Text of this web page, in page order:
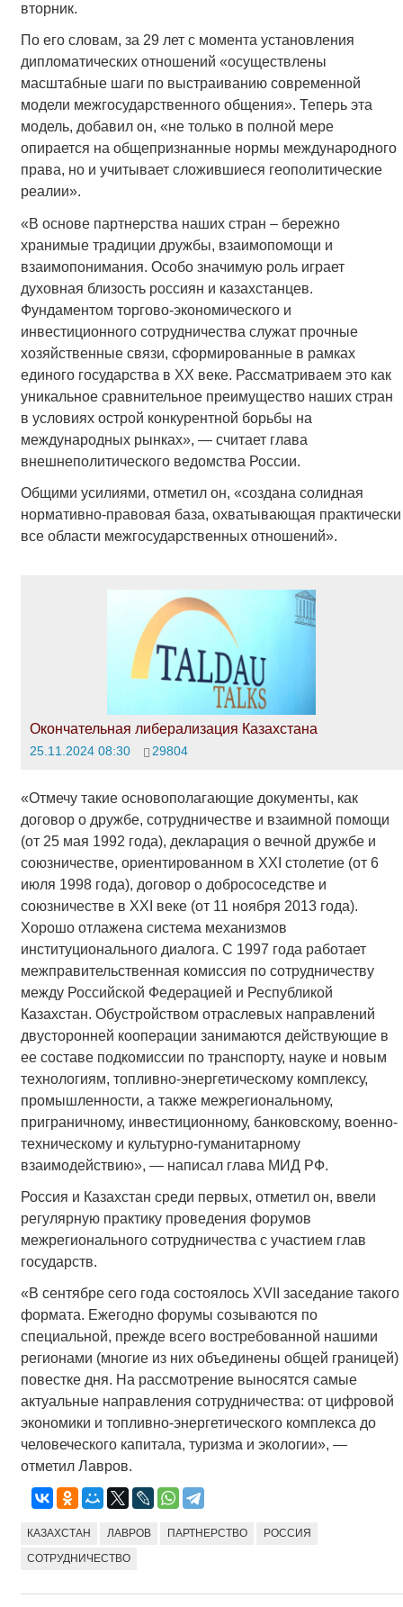
вторник.
По его словам, за 29 лет с момента установления
дипломатических отношений «осуществлены
масштабные шаги по выстраиванию современной
модели межгосударственного общения». Теперь эта
модель, добавил он, «не только в полной мере
опирается на общепризнанные нормы международного
права, но и учитывает сложившиеся геополитические
реалии».
«В основе партнерства наших стран – бережно
хранимые традиции дружбы, взаимопомощи и
взаимопонимания. Особо значимую роль играет
духовная близость россиян и казахстанцев.
Фундаментом торгово-экономического и
инвестиционного сотрудничества служат прочные
хозяйственные связи, сформированные в рамках
единого государства в XX веке. Рассматриваем это как
уникальное сравнительное преимущество наших стран
в условиях острой конкурентной борьбы на
международных рынках», — считает глава
внешнеполитического ведомства России.
Общими усилиями, отметил он, «создана солидная
нормативно-правовая база, охватывающая практически
все области межгосударственных отношений».
Окончательная либерализация Казахстана
25.11.2024 08:30 29804
«Отмечу такие основополагающие документы, как
договор о дружбе, сотрудничестве и взаимной помощи
(от 25 мая 1992 года), декларация о вечной дружбе и
союзничестве, ориентированном в XXI столетие (от 6
июля 1998 года), договор о добрососедстве и
союзничестве в XXI веке (от 11 ноября 2013 года).
Хорошо отлажена система механизмов
институционального диалога. С 1997 года работает
межправительственная комиссия по сотрудничеству
между Российской Федерацией и Республикой
Казахстан. Обустройством отраслевых направлений
двусторонней кооперации занимаются действующие в
ее составе подкомиссии по транспорту, науке и новым
технологиям, топливно-энергетическому комплексу,
промышленности, а также межрегиональному,
приграничному, инвестиционному, банковскому, военно-
техническому и культурно-гуманитарному
взаимодействию», — написал глава МИД РФ.
Россия и Казахстан среди первых, отметил он, ввели
регулярную практику проведения форумов
межрегионального сотрудничества с участием глав
государств.
«В сентябре сего года состоялось XVII заседание такого
формата. Ежегодно форумы созываются по
специальной, прежде всего востребованной нашими
регионами (многие из них объединены общей границей)
повестке дня. На рассмотрение выносятся самые
актуальные направления сотрудничества: от цифровой
экономики и топливно-энергетического комплекса до
человеческого капитала, туризма и экологии», —
отметил Лавров.
КАЗАХСТАН ЛАВРОВ ПАРТНЕРСТВО РОССИЯ
СОТРУДНИЧЕСТВО